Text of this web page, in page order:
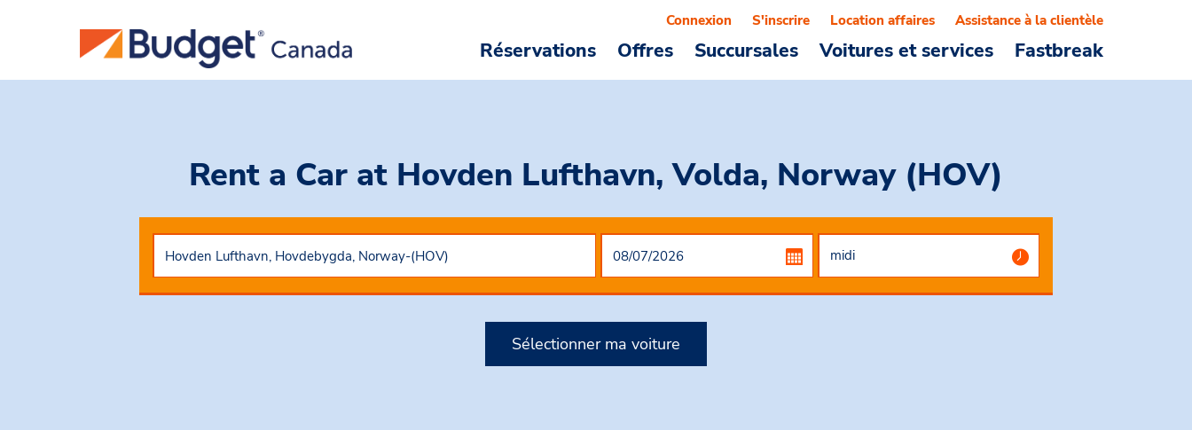
Réservations Offres Succursales Voitures et services Fastbreak
Connexion S'inscrire Location affaires Assistance à la clientèle
Rent a Car at Hovden Lufthavn, Volda, Norway (HOV)
Sélectionner ma voiture